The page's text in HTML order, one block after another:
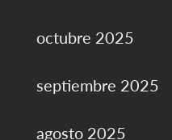
octubre 2025
septiembre 2025
agosto 2025